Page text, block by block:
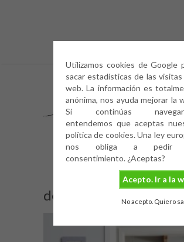
Utilizamos cookies de Google
sacar estadísticas de las visitas
web. La información es
anónima, nos ayuda mejorar la
Si continúas
entendemos que aceptas
política de cookies. Una ley
nos obliga a pedir
consentimiento. ¿Aceptas?
Acepto. Ir a la
No acepto. Quiero
deco-summer-home-